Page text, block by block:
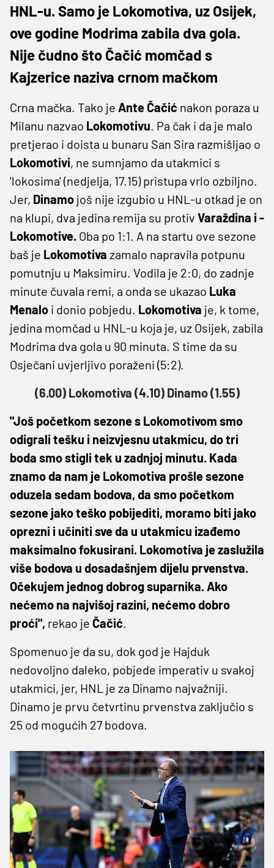
HNL-u. Samo je Lokomotiva, uz Osijek,
ove godine Modrima zabila dva gola.
Nije čudno što Čačić momčad s
Kajzerice naziva crnom mačkom
Crna mačka. Tako je Ante Čačić nakon poraza u
Milanu nazvao Lokomotivu. Pa čak i da je malo
pretjerao i doista u bunaru San Sira razmišljao o
Lokomotivi, ne sumnjamo da utakmici s
'lokosima' (nedjelja, 17.15) pristupa vrlo ozbiljno.
Jer, Dinamo još nije izgubio u HNL-u otkad je on
na klupi, dva jedina remija su protiv Varaždina i -
Lokomotive. Oba po 1:1. A na startu ove sezone
baš je Lokomotiva zamalo napravila potpunu
pomutnju u Maksimiru. Vodila je 2:0, do zadnje
minute čuvala remi, a onda se ukazao Luka
Menalo i donio pobjedu. Lokomotiva je, k tome,
jedina momčad u HNL-u koja je, uz Osijek, zabila
Modrima dva gola u 90 minuta. S time da su
Osječani uvjerljivo poraženi (5:2).
(6.00) Lokomotiva (4.10) Dinamo (1.55)
"Još početkom sezone s Lokomotivom smo
odigrali tešku i neizvjesnu utakmicu, do tri
boda smo stigli tek u zadnjoj minutu. Kada
znamo da nam je Lokomotiva prošle sezone
oduzela sedam bodova, da smo početkom
sezone jako teško pobijediti, moramo biti jako
oprezni i učiniti sve da u utakmicu izađemo
maksimalno fokusirani. Lokomotiva je zaslužila
više bodova u dosadašnjem dijelu prvenstva.
Očekujem jednog dobrog suparnika. Ako
nećemo na najvišoj razini, nećemo dobro
proći", rekao je Čačić.
Spomenuo je da su, dok god je Hajduk
nedovoljno daleko, pobjede imperativ u svakoj
utakmici, jer, HNL je za Dinamo najvažniji.
Dinamo je prvu četvrtinu prvenstva zaključio s
25 od mogućih 27 bodova.